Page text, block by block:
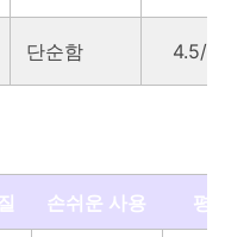
단순함 4.5/5
손쉬운 사용 평